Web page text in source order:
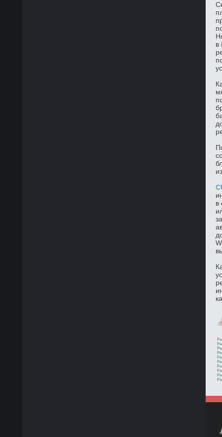
в
C
в